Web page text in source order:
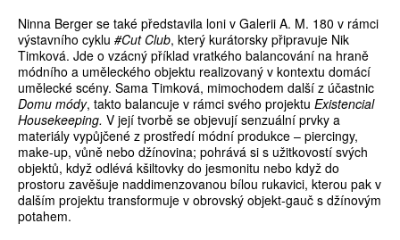
Ninna Berger se také představila loni v Galerii A. M. 180 v rámci
výstavního cyklu #Cut Club, který kurátorsky připravuje Nik
Timková. Jde o vzácný příklad vratkého balancování na hraně
módního a uměleckého objektu realizovaný v kontextu domácí
umělecké scény. Sama Timková, mimochodem další z účastnic
Domu módy, takto balancuje v rámci svého projektu Existencial
Housekeeping. V její tvorbě se objevují senzuální prvky a
materiály vypůjčené z prostředí módní produkce – piercingy,
make-up, vůně nebo džínovina; pohrává si s užitkovostí svých
objektů, když odlévá kšiltovky do jesmonitu nebo když do
prostoru zavěšuje naddimenzovanou bílou rukavici, kterou pak v
dalším projektu transformuje v obrovský objekt-gauč s džínovým
potahem.